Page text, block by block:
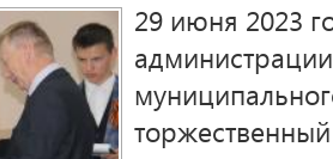
29 июня 2023